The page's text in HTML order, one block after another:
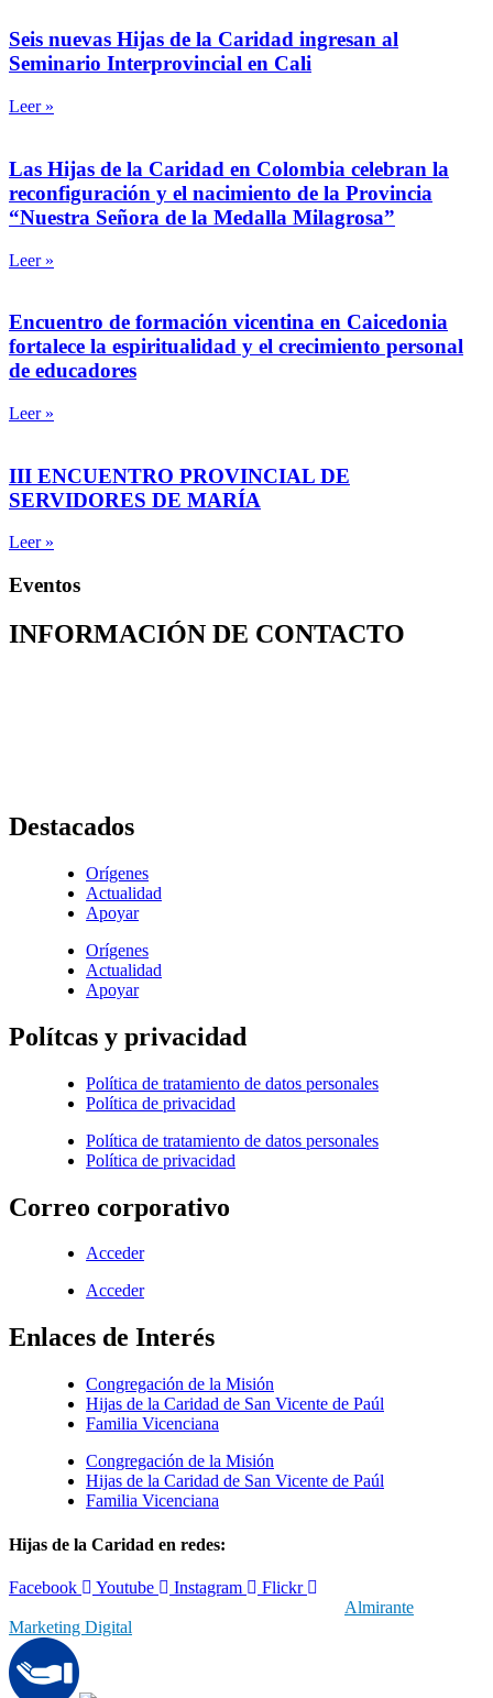
Seis nuevas Hijas de la Caridad ingresan al
Seminario Interprovincial en Cali
Leer »
Las Hijas de la Caridad en Colombia celebran la
reconfiguración y el nacimiento de la Provincia
“Nuestra Señora de la Medalla Milagrosa”
Leer »
Encuentro de formación vicentina en Caicedonia
fortalece la espiritualidad y el crecimiento personal
de educadores
Leer »
III ENCUENTRO PROVINCIAL DE
SERVIDORES DE MARÍA
Leer »
Eventos
INFORMACIÓN DE CONTACTO
Destacados
Orígenes
Actualidad
Apoyar
Orígenes
Actualidad
Apoyar
Polítcas y privacidad
Política de tratamiento de datos personales
Política de privacidad
Política de tratamiento de datos personales
Política de privacidad
Correo corporativo
Acceder
Acceder
Enlaces de Interés
Congregación de la Misión
Hijas de la Caridad de San Vicente de Paúl
Familia Vicenciana
Congregación de la Misión
Hijas de la Caridad de San Vicente de Paúl
Familia Vicenciana
Hijas de la Caridad en redes:
Facebook Youtube Instagram
Flickr
Almirante
Marketing Digital